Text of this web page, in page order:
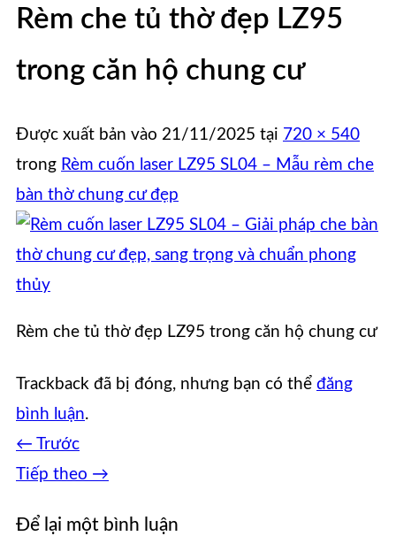
Rèm che tủ thờ đẹp LZ95
trong căn hộ chung cư
Được xuất bản vào 21/11/2025 tại 720 × 540
trong Rèm cuốn laser LZ95 SL04 – Mẫu rèm che
bàn thờ chung cư đẹp
Rèm che tủ thờ đẹp LZ95 trong căn hộ chung cư
Trackback đã bị đóng, nhưng bạn có thể đăng
bình luận.
← Trước
Tiếp theo →
Để lại một bình luận